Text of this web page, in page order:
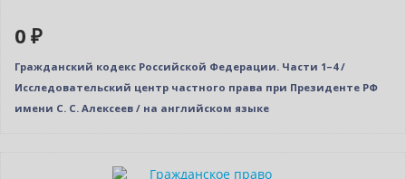
0 ₽
Гражданский кодекс Российской Федерации. Части 1–4 /
Исследовательский центр частного права при Президенте РФ
имени С. С. Алексеев / на английском языке